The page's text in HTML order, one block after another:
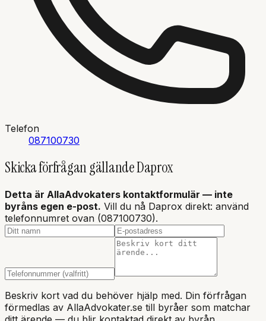
Telefon
087100730
Skicka förfrågan gällandeDaprox
Detta är AllaAdvokaters kontaktformulär — inte
byråns egen e-post. Vill du nå Daprox direkt: använd
telefonnumret ovan (087100730).
Beskriv kort vad du behöver hjälp med. Din förfrågan
förmedlas av AllaAdvokater.se till byråer som matchar